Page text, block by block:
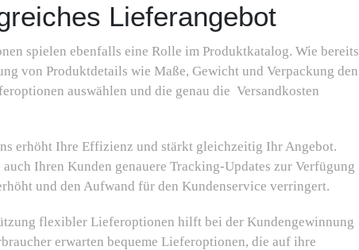
Lieferangebot
spielen ebenfalls eine Rolle im Produktkatalog. Wie bereits
von Produktdetails wie Maße, Gewicht und Verpackung den
auswählen und die genau die Versandkosten
erhöht Ihre Effizienz und stärkt gleichzeitig Ihr Angebot.
Ihren Kunden genauere Tracking-Updates zur Verfügung
und den Aufwand für den Kundenservice verringert.
flexibler Lieferoptionen hilft bei der Kundengewinnung
erwarten bequeme Lieferoptionen, die auf ihre